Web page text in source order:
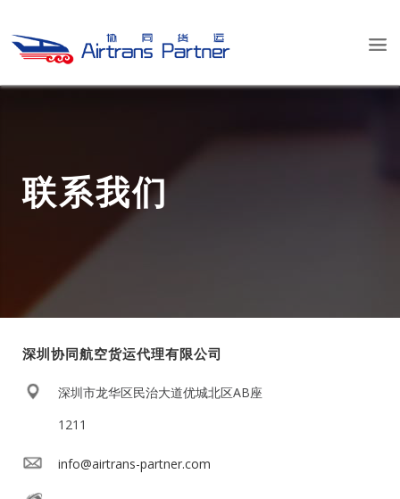
联系我们
深圳协同航空货运代理有限公司
深圳市龙华区民治大道优城北区AB座
1211
info@airtrans-partner.com